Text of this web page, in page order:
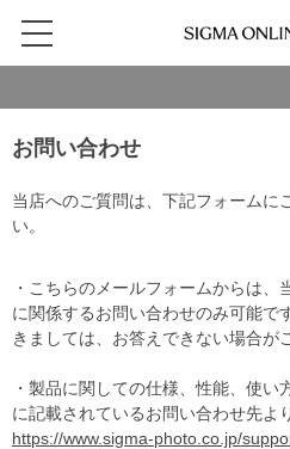
お問い合わせ
当店へのご質問は、下記フォームに
い。
・こちらのメールフォームからは、
に関係するお問い合わせのみ可能で
きましては、お答えできない場合が
・製品に関しての仕様、性能、使
に記載されているお問い合わせ先よ
https://www.sigma-photo.co.jp/